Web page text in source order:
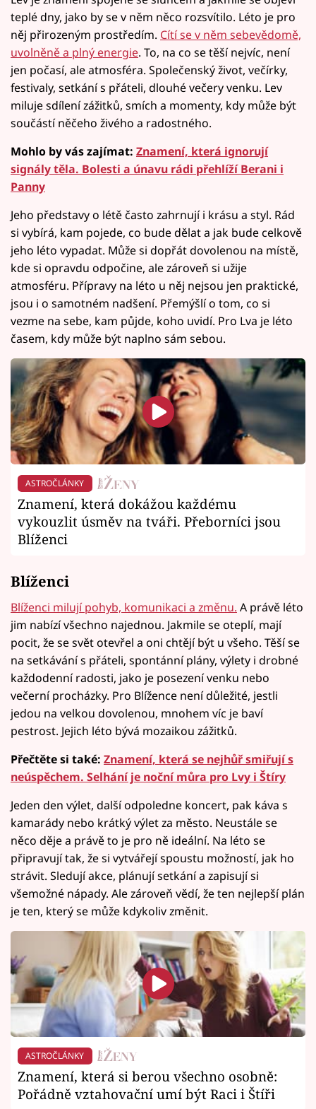
teplé dny, jako by se v něm něco rozsvítilo. Léto je pro
něj přirozeným prostředím. Cítí se v něm sebevědomě,
uvolněně a plný energie. To, na co se těší nejvíc, není
jen počasí, ale atmosféra. Společenský život, večírky,
festivaly, setkání s přáteli, dlouhé večery venku. Lev
miluje sdílení zážitků, smích a momenty, kdy může být
součástí něčeho živého a radostného.
Mohlo by vás zajímat: Znamení, která ignorují
signály těla. Bolesti a únavu rádi přehlíží Berani i
Panny
Jeho představy o létě často zahrnují i krásu a styl. Rád
si vybírá, kam pojede, co bude dělat a jak bude celkově
jeho léto vypadat. Může si dopřát dovolenou na místě,
kde si opravdu odpočine, ale zároveň si užije
atmosféru. Přípravy na léto u něj nejsou jen praktické,
jsou i o samotném nadšení. Přemýšlí o tom, co si
vezme na sebe, kam půjde, koho uvidí. Pro Lva je léto
časem, kdy může být naplno sám sebou.
ASTROČLÁNKY
Znamení, která dokážou každému
vykouzlit úsměv na tváři. Přeborníci jsou
Blíženci
Blíženci
Blíženci milují pohyb, komunikaci a změnu. A právě léto
jim nabízí všechno najednou. Jakmile se oteplí, mají
pocit, že se svět otevřel a oni chtějí být u všeho. Těší se
na setkávání s přáteli, spontánní plány, výlety i drobné
každodenní radosti, jako je posezení venku nebo
večerní procházky. Pro Blížence není důležité, jestli
jedou na velkou dovolenou, mnohem víc je baví
pestrost. Jejich léto bývá mozaikou zážitků.
Přečtěte si také: Znamení, která se nejhůř smiřují s
neúspěchem. Selhání je noční můra pro Lvy i Štíry
Jeden den výlet, další odpoledne koncert, pak káva s
kamarády nebo krátký výlet za město. Neustále se
něco děje a právě to je pro ně ideální. Na léto se
připravují tak, že si vytvářejí spoustu možností, jak ho
strávit. Sledují akce, plánují setkání a zapisují si
všemožné nápady. Ale zároveň vědí, že ten nejlepší plán
je ten, který se může kdykoliv změnit.
ASTROČLÁNKY
Znamení, která si berou všechno osobně:
Pořádně vztahovační umí být Raci i Štíři